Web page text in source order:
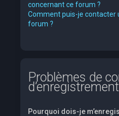
concernant ce forum ?
Comment puis-je contacter
forum ?
Problèmes de
d’enregistrement
Pourquoi dois-je